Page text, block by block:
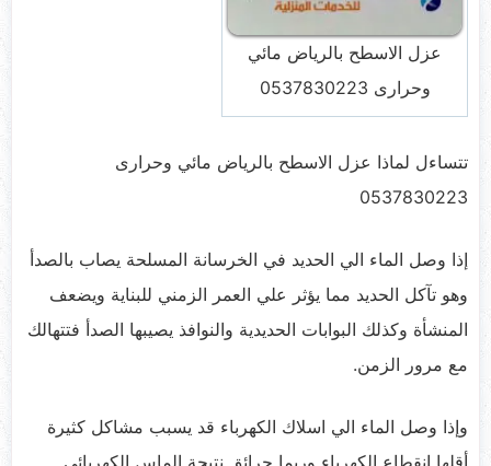
عزل الاسطح بالرياض مائي
وحرارى 0537830223
تتساءل لماذا عزل الاسطح بالرياض مائي وحرارى
0537830223
إذا وصل الماء الي الحديد في الخرسانة المسلحة يصاب بالصدأ
وهو تآكل الحديد مما يؤثر علي العمر الزمني للبناية ويضعف
المنشأة وكذلك البوابات الحديدية والنوافذ يصيبها الصدأ فتتهالك
مع مرور الزمن.
وإذا وصل الماء الي اسلاك الكهرباء قد يسبب مشاكل كثيرة
أقلها انقطاع الكهرباء وربما حرائق نتيجة الماس الكهربائي.